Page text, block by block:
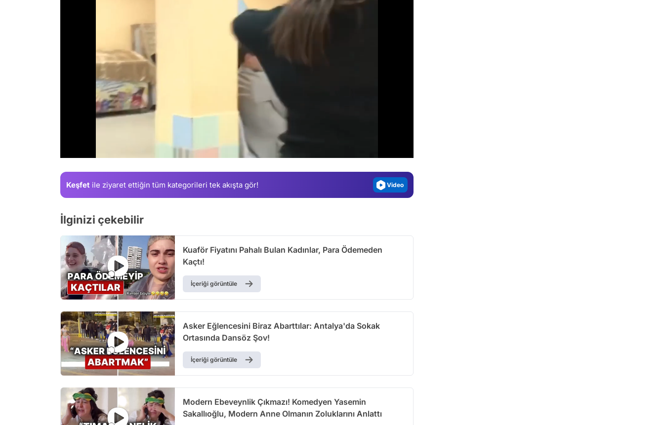
Keşfet ile ziyaret ettiğin tüm kategorileri tek akışta gör! Video
İlginizi çekebilir
Kuaför Fiyatını Pahalı Bulan Kadınlar, Para Ödemeden
Kaçtı!
İçeriği görüntüle
Asker Eğlencesini Biraz Abarttılar: Antalya'da Sokak
Ortasında Dansöz Şov!
İçeriği görüntüle
Modern Ebeveynlik Çıkmazı! Komedyen Yasemin
Sakallıoğlu, Modern Anne Olmanın Zoluklarını Anlattı